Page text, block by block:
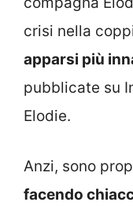
crisi nella
apparsi più
pubblicate su
Elodie.
Anzi, sono
facendo